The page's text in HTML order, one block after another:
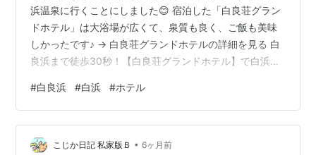
浜温泉に行くことにしました😊 宿泊した「白良荘グラン
ドホテル」は大浴場が広くて、泉質も良く、ご飯も美味
しかったです♪ → 白良荘グランドホテルの詳細を見る 白
良浜まで徒歩30秒！【白良荘グランドホテル】で白浜を
の温泉は？ 白良荘グランドホテルの夕食＆朝食は？ 無料
でワイン飲み放題のラウンジあり 白良浜まで徒歩30秒！
白良荘グランドホテルのアクセスは？ 白良荘グランドホ
テル周辺は？ 白良浜まで徒歩30秒！【白良荘グランドホ
#白良浜 #白浜 #ホテル
こじか日記 私家版Ｂ • 6ヶ月前